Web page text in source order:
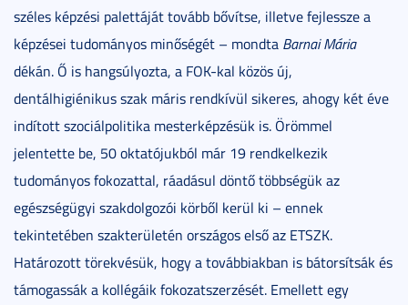
széles képzési palettáját tovább bővítse, illetve fejlessze a
képzései tudományos minőségét – mondta Barnai Mária
dékán. Ő is hangsúlyozta, a FOK-kal közös új,
dentálhigiénikus szak máris rendkívül sikeres, ahogy két éve
indított szociálpolitika mesterképzésük is. Örömmel
jelentette be, 50 oktatójukból már 19 rendkelkezik
tudományos fokozattal, ráadásul döntő többségük az
egészségügyi szakdolgozói körből kerül ki – ennek
tekintetében szakterületén országos első az ETSZK.
Határozott törekvésük, hogy a továbbiakban is bátorsítsák és
támogassák a kollégáik fokozatszerzését. Emellett egy